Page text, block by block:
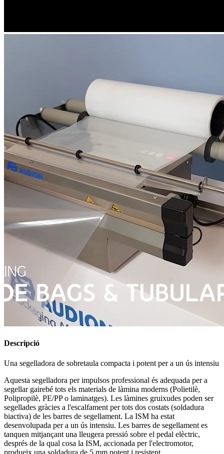
Descripció
Una segelladora de sobretaula compacta i potent per a un ús intensiu
Aquesta segelladora per impulsos professional és adequada per a
segellar gairebé tots els materials de làmina moderns (Polietilè,
Polipropilè, PE/PP o laminatges). Les làmines gruixudes poden ser
segellades gràcies a l'escalfament per tots dos costats (soldadura
biactiva) de les barres de segellament. La ISM ha estat
desenvolupada per a un ús intensiu. Les barres de segellament es
tanquen mitjançant una lleugera pressió sobre el pedal elèctric,
després de la qual cosa la ISM, accionada per l'electromotor,
produeix una soldadura de 5 mm potent i resistent.